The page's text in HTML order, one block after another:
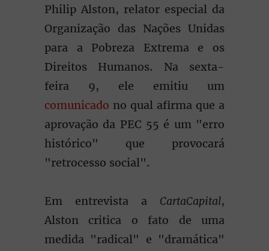
Philip Alston, relator especial da
Organização das Nações Unidas
para a Pobreza Extrema e os
Direitos Humanos. Na sexta-
feira 9, ele emitiu um
comunicado no qual afirma que a
aprovação da PEC 55 é um "erro
histórico" que provocará
"retrocesso social".
Em entrevista a CartaCapital,
Alston critica o fato de uma
medida "radical" e "dramática"